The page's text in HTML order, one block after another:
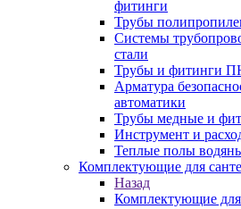
фитинги
Трубы
Системы
стали
Трубы и фитинги
Арматура
автоматики
Трубы медные и
Инструмент и
Теплые полы
Комплектующие для
Назад
Комплектующие